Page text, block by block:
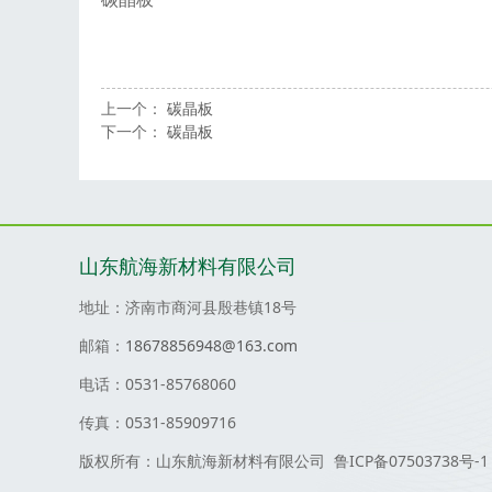
上一个： 碳晶板
下一个： 碳晶板
山东航海新材料有限公司
地址：济南市商河县殷巷镇18号
邮箱： 18678856948@163.com
电话：0531-85768060
传真：0531-85909716
版权所有：山东航海新材料有限公司 鲁ICP备